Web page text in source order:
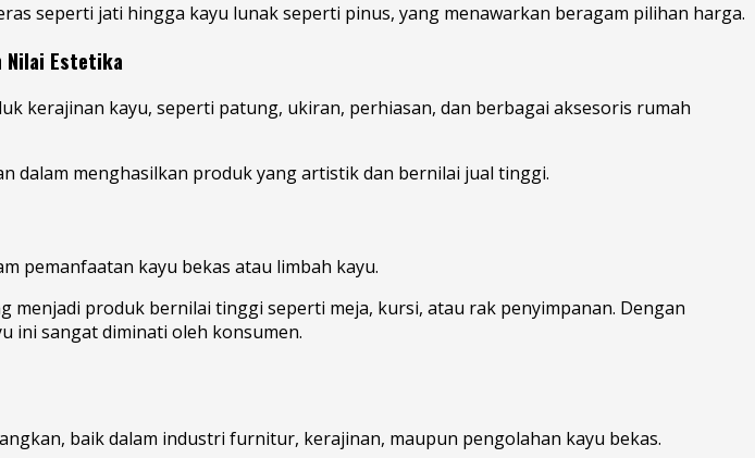
seperti jati hingga kayu lunak seperti pinus, yang menawarkan beragam pilihan harga.
Nilai Estetika
kerajinan kayu, seperti patung, ukiran, perhiasan, dan berbagai aksesoris rumah
dalam menghasilkan produk yang artistik dan bernilai jual tinggi.
pemanfaatan kayu bekas atau limbah kayu.
menjadi produk bernilai tinggi seperti meja, kursi, atau rak penyimpanan. Dengan
ini sangat diminati oleh konsumen.
baik dalam industri furnitur, kerajinan, maupun pengolahan kayu bekas.